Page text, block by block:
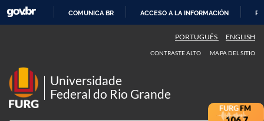
CONTENIDO
COMUNICA BR ACCESO A LA INFORMACIÓN
PORTUGUÊS ENGLISH
CONTRASTE ALTO MAPA DEL SITIO
Universidade
Federal do Rio Grande